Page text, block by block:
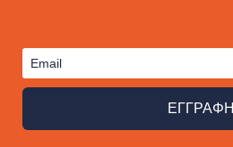
ΕΓΓΡΑΦΗ